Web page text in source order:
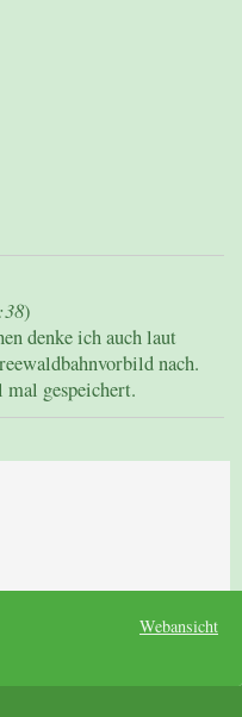
)
denke ich auch laut
nach.
gespeichert.
Webansicht